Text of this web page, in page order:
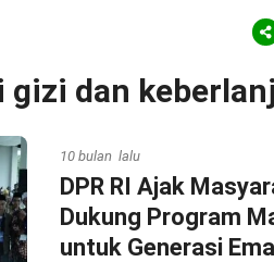
gizi dan
10 bulan lalu
DPR RI Ajak
Dukung Program
untuk Generasi